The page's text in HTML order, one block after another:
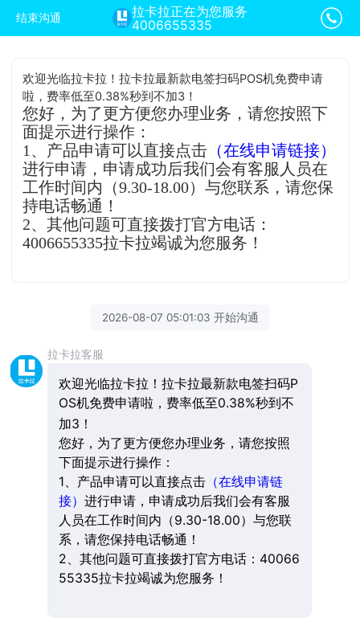
结束沟通
拉卡拉正在为您服务
4006655335
欢迎光临拉卡拉！拉卡拉最新款电签扫码POS机免费申请
啦，费率低至0.38%秒到不加3！
您好，为了更方便您办理业务，请您按照下
面提示进行操作：
1、产品申请可以直接点击 （在线申请链接）
进行申请，申请成功后我们会有客服人员在
工作时间内（9.30-18.00）与您联系，请您保
持电话畅通！
2、其他问题可直接拨打官方电话：
4006655335拉卡拉竭诚为您服务！
2026-08-07 05:01:03 开始沟通
拉卡拉客服
欢迎光临拉卡拉！拉卡拉最新款电签扫码P
OS机免费申请啦，费率低至0.38%秒到不
加3！
您好，为了更方便您办理业务，请您按照
下面提示进行操作：
1、产品申请可以直接点击（在线申请链
接） 进行申请，申请成功后我们会有客服
人员在工作时间内（9.30-18.00）与您联
系，请您保持电话畅通！
2、其他问题可直接拨打官方电话：40066
55335拉卡拉竭诚为您服务！